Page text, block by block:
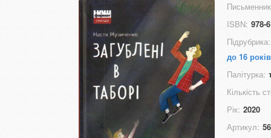
ISBN: 978-
Підрубрика:
до 16 років
Палітурка:
Кількість
Рік: 2020
Артикул: